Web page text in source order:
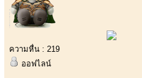
ความหื่น : 219
ออฟไลน์